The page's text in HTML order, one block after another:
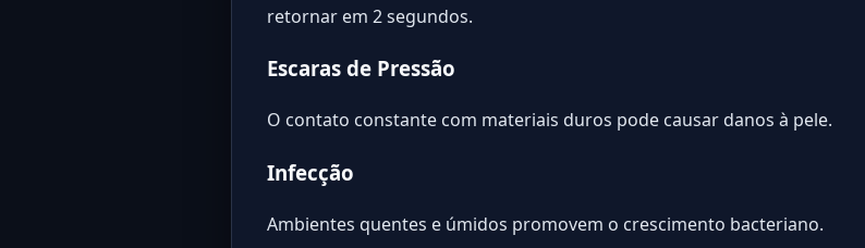
retornar em 2 segundos.
Escaras de Pressão
O contato constante com materiais duros pode causar danos à pele.
Infecção
Ambientes quentes e úmidos promovem o crescimento bacteriano.